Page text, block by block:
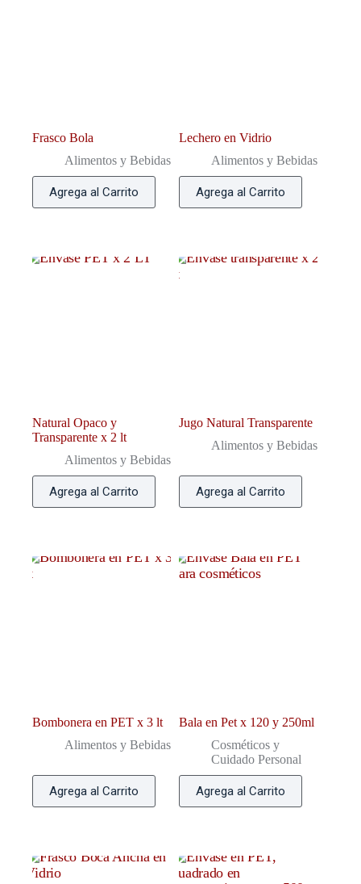
Frasco Bola
Alimentos y Bebidas
Agrega al Carrito
Lechero en Vidrio
Alimentos y Bebidas
Agrega al Carrito
Natural Opaco y
Transparente x 2 lt
Alimentos y Bebidas
Agrega al Carrito
Jugo Natural Transparente
Alimentos y Bebidas
Agrega al Carrito
Bombonera en PET x 3 lt
Alimentos y Bebidas
Agrega al Carrito
Bala en Pet x 120 y 250ml
Cosméticos y
Cuidado Personal
Agrega al Carrito